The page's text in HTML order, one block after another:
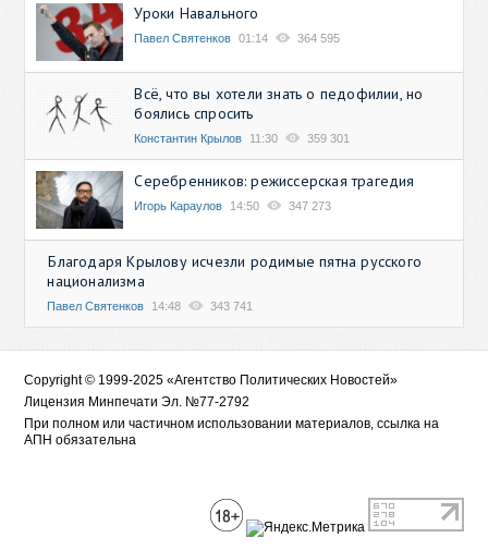
Уроки Навального
Павел Святенков 01:14 364 595
Всё, что вы хотели знать о педофилии, но
боялись спросить
Константин Крылов 11:30 359 301
Серебренников: режиссерская трагедия
Игорь Караулов 14:50 347 273
Благодаря Крылову исчезли родимые пятна русского
национализма
Павел Святенков 14:48 343 741
Copyright © 1999-2025 «Агентство Политических Новостей»
Лицензия Минпечати Эл. №77-2792
При полном или частичном использовании материалов, ссылка на
АПН обязательна